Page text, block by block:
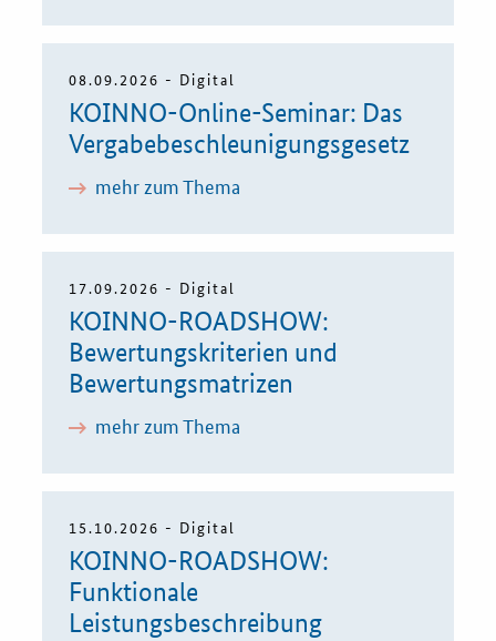
08.09.2026 - Digital
KOINNO-Online-Seminar: Das
Vergabebeschleunigungsgesetz
mehr zum Thema
17.09.2026 - Digital
KOINNO-ROADSHOW:
Bewertungskriterien und
Bewertungsmatrizen
mehr zum Thema
15.10.2026 - Digital
KOINNO-ROADSHOW:
Funktionale
Leistungsbeschreibung